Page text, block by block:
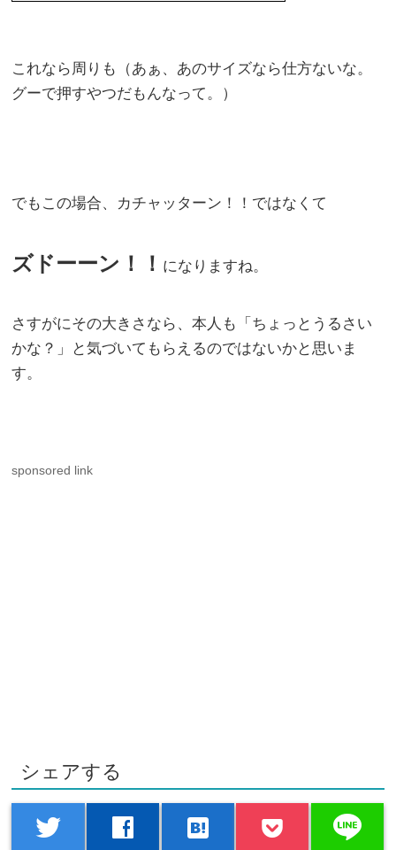
これなら周りも（あぁ、あのサイズなら仕方ないな。
グーで押すやつだもんなって。）
でもこの場合、カチャッターン！！ではなくて
ズドーーン！！ になりますね。
さすがにその大きさなら、本人も「ちょっとうるさい
かな？」と気づいてもらえるのではないかと思いま
す。
sponsored link
シェアする
twitter facebook hatenabookmark line